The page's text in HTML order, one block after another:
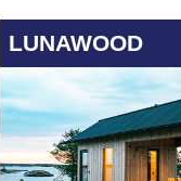
LUNAWOOD